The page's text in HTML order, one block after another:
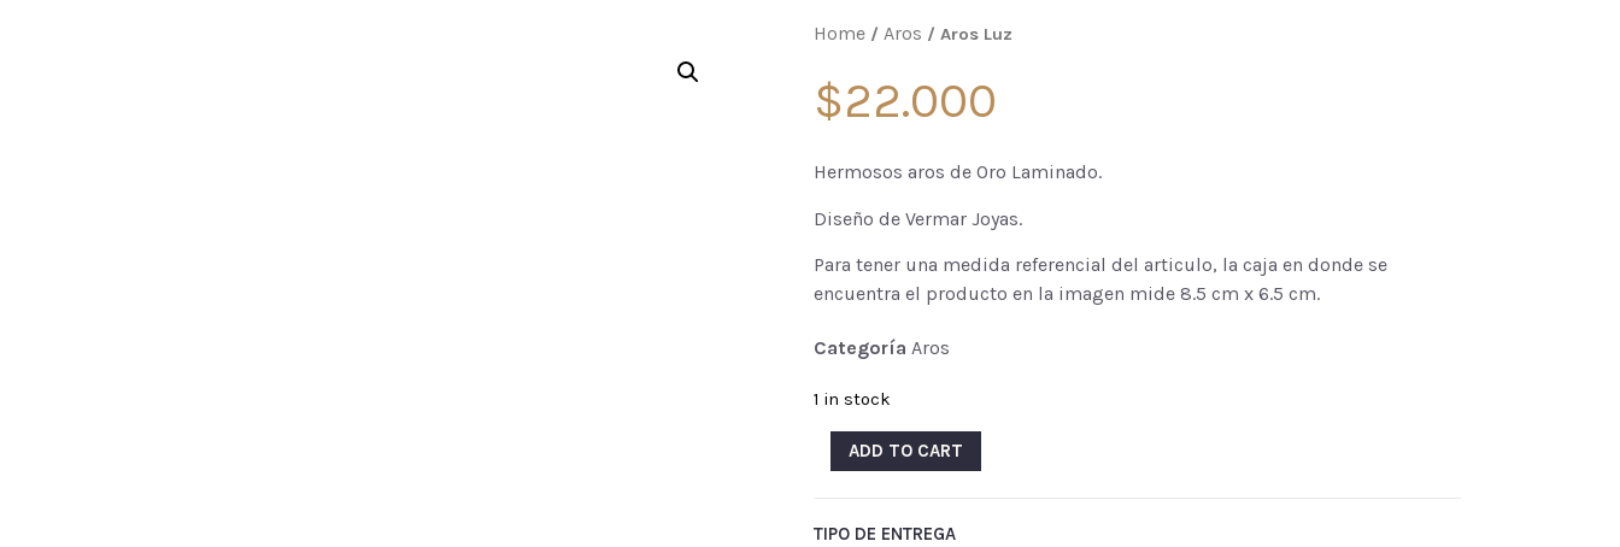
Home / Aros / Aros Luz
$22.000
Hermosos aros de Oro Laminado.
Diseño de Vermar Joyas.
Para tener una medida referencial del articulo, la caja en donde se
encuentra el producto en la imagen mide 8.5 cm x 6.5 cm.
Categoría Aros
1 in stock
ADD TO CART
TIPO DE ENTREGA